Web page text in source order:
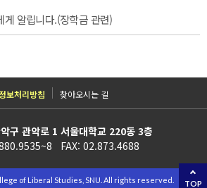
게 알립니다.(장학금 관련)
TOP
보처리방침 찾아오시는 길
구 관악로 1 서울대학교 220동 3층
FAX: 02.873.4688
of Liberal Studies, SNU. All rights reserved.